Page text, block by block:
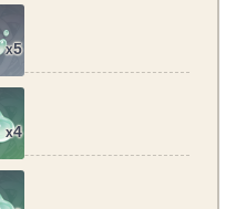
x5
x4